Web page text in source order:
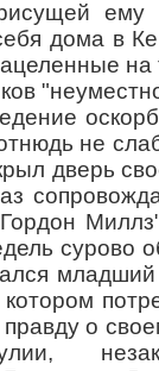
ему
дома в
на
не
дверь
сурово
о